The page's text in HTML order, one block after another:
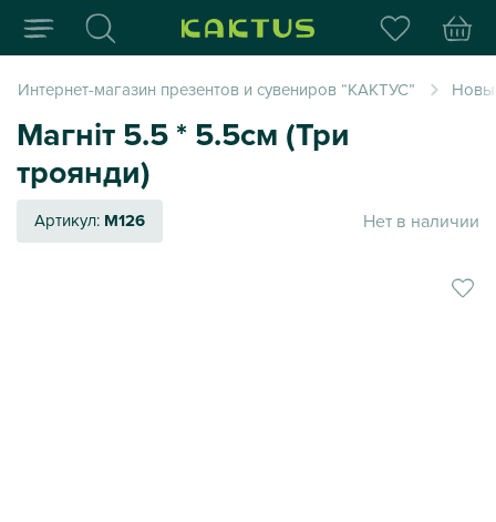
Интернет-магазин
Интернет-магазин презентов и сувениров “КАКТУС”
Магніт 5.5 * 5.5см (Три
троянди)
Артикул: M126 Нет в наличии